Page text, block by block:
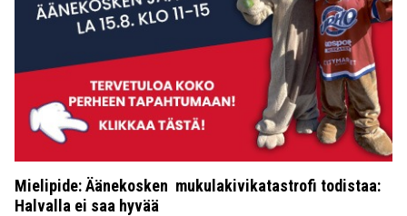
Mielipide: Äänekosken mukulakivikatastrofi todistaa:
Halvalla ei saa hyvää